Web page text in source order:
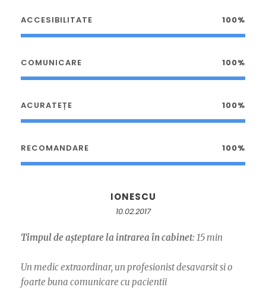
ACCESIBILITATE 100%
COMUNICARE 100%
ACURATEȚE 100%
RECOMANDARE 100%
IONESCU
10.02.2017
Timpul de așteptare la intrarea în cabinet: 15 min
Un medic extraordinar, un profesionist desavarsit si o
foarte buna comunicare cu pacientii